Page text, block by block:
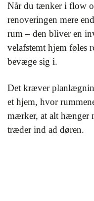
Når du tænker i flow
renoveringen mere
rum – den bliver en
velafstemt hjem føles
bevæge sig i.
Det kræver
et hjem, hvor
mærker, at alt hænger
træder ind ad døren.